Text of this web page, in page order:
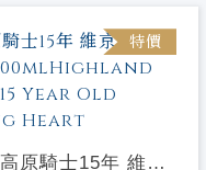
特價
高原騎士15年 維京